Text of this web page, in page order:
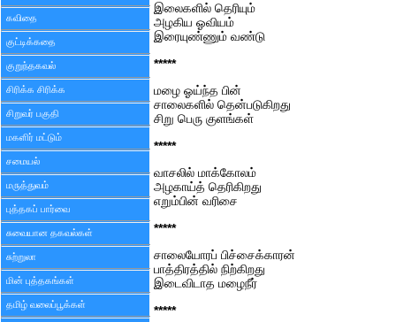
கவிதை
குட்டிக்கதை
குறுந்தகவல்
சிரிக்க சிரிக்க
சிறுவர் பகுதி
மகளிர் மட்டும்
சமையல்
மருத்துவம்
புத்தகப் பார்வை
சுவையான தகவல்கள்
சுற்றுலா
மின் புத்தகங்கள்
தமிழ் வலைப்பூக்கள்
இலைகளில் தெரியும்
அழகிய ஓவியம்
இரையுண்ணும் வண்டு
*****
மழை ஓய்ந்த பின்
சாலைகளில் தென்படுகிறது
சிறு பெரு குளங்கள்
*****
வாசலில் மாக்கோலம்
அழகாய்த் தெரிகிறது
எறும்பின் வரிசை
*****
சாலையோரப் பிச்சைக்காரன்
பாத்திரத்தில் நிற்கிறது
இடைவிடாத மழைநீர்
*****